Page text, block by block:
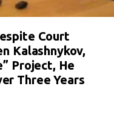
Court
Kalashnykov,
Project, He
Three Years